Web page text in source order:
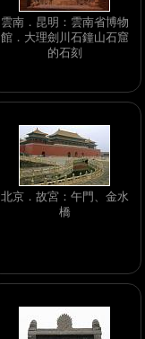
雲南．昆明：雲南省博物
館．大理劍川石鐘山石窟
的石刻
北京．故宮：午門、金水
橋